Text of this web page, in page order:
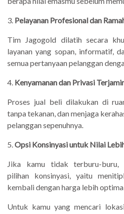
3. Pelayanan Profesional dan
Tim Jagogold dilatih secara
layanan yang sopan, informatif,
semua pertanyaan pelanggan
4. Kenyamanan dan Privasi
Proses jual beli dilakukan di
tanpa tekanan, dan menjaga
pelanggan sepenuhnya.
5.Opsi Konsinyasi untuk Nilai
Jika kamu tidak terburu-buru,
pilihan konsinyasi, yaitu
kembali dengan harga lebih
Untuk kamu yang mencari